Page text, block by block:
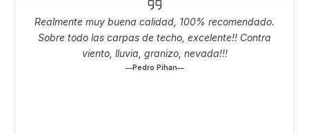
Realmente muy buena calidad, 100% recomendado.
Sobre todo las carpas de techo, excelente!! Contra
viento, lluvia, granizo, nevada!!!
Pedro Pihan